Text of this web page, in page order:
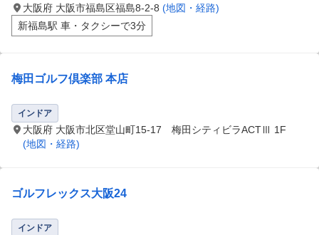
大阪府 大阪市福島区福島8-2-8 (地図・経路)
新福島駅 車・タクシーで3分
梅田ゴルフ倶楽部 本店
インドア
大阪府 大阪市北区堂山町15-17 梅田シティビラACTⅢ 1F
(地図・経路)
ゴルフレックス大阪24
インドア